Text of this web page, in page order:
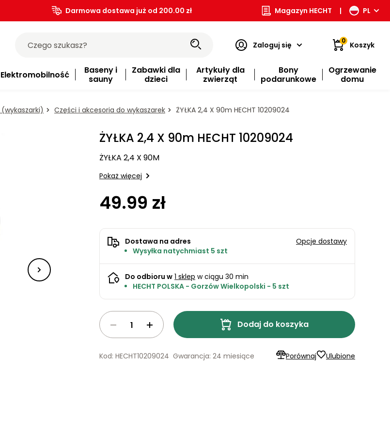
Darmowa dostawa już od 200.00 zł Magazyn HECHT | PL
Zaloguj się 0 Koszyk
Elektromobilność
Baseny i
sauny
Zabawki dla
dzieci
Artykuły dla
zwierząt
Bony
podarunkowe
Ogrzewanie
domu
Części i akcesoria do wykaszarek ŻYŁKA 2,4 X 90m HECHT 10209024
ŻYŁKA 2,4 X 90m HECHT 10209024
ŻYŁKA 2,4 X 90M
Pokaż więcej
49.99 zł
Dostawa na adres
Wysyłka natychmiast 5 szt
Opcje dostawy
Do odbioru w 1 sklep w ciągu 30 min
HECHT POLSKA - Gorzów Wielkopolski - 5 szt
Dodaj do koszyka
Porównaj Ulubione
Kod: HECHT10209024 Gwarancja: 24 miesiące